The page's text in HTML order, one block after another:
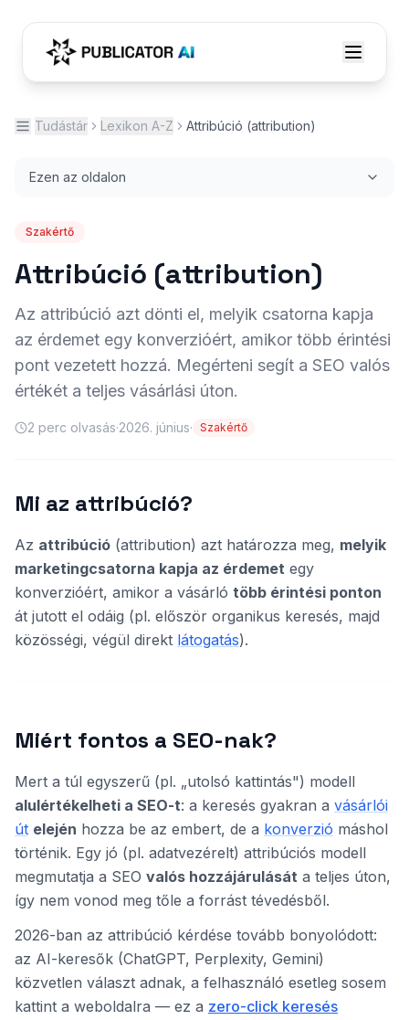
Tudástár Lexikon A-Z Attribúció (attribution)
Ezen az oldalon
Szakértő
Attribúció (attribution)
Az attribúció azt dönti el, melyik csatorna kapja
az érdemet egy konverzióért, amikor több érintési
pont vezetett hozzá. Megérteni segít a SEO valós
értékét a teljes vásárlási úton.
2 perc olvasás·2026. június· Szakértő
Mi az attribúció?
Az attribúció (attribution) azt határozza meg, melyik
marketingcsatorna kapja az érdemet egy
konverzióért, amikor a vásárló több érintési ponton
át jutott el odáig (pl. először organikus keresés, majd
közösségi, végül direkt látogatás).
Miért fontos a SEO-nak?
Mert a túl egyszerű (pl. „utolsó kattintás") modell
alulértékelheti a SEO-t: a keresés gyakran a vásárlói
út elején hozza be az embert, de a konverzió máshol
történik. Egy jó (pl. adatvezérelt) attribúciós modell
megmutatja a SEO valós hozzájárulását a teljes úton,
így nem vonod meg tőle a forrást tévedésből.
2026-ban az attribúció kérdése tovább bonyolódott:
az AI-keresők (ChatGPT, Perplexity, Gemini)
közvetlen választ adnak, a felhasználó esetleg sosem
kattint a weboldalra — ez a zero-click keresés